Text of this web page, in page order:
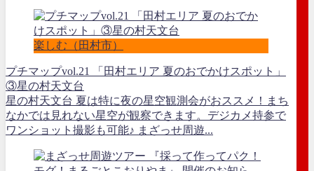
楽しむ（田村市）
プチマップvol.21 「田村エリア 夏のおでかけスポット」
③星の村天文台
星の村天文台 夏は特に夜の星空観測会がおススメ！まち
なかでは見れない星空が観察できます。デジカメ持参で
ワンショット撮影も可能♪ まざっせ周遊...